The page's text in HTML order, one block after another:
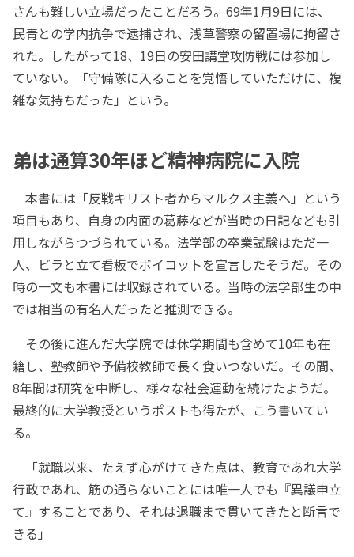
さんも難しい立場だったことだろう。69年1月9日には、
民青との学内抗争で逮捕され、浅草警察の留置場に拘留さ
れた。したがって18、19日の安田講堂攻防戦には参加し
ていない。「守備隊に入ることを覚悟していただけに、複
雑な気持ちだった」という。
弟は通算30年ほど精神病院に入院
本書には「反戦キリスト者からマルクス主義へ」という
項目もあり、自身の内面の葛藤などが当時の日記なども引
用しながらつづられている。法学部の卒業試験はただ一
人、ビラと立て看板でボイコットを宣言したそうだ。その
時の一文も本書には収録されている。当時の法学部生の中
では相当の有名人だったと推測できる。
その後に進んだ大学院では休学期間も含めて10年も在
籍し、塾教師や予備校教師で長く食いつないだ。その間、
8年間は研究を中断し、様々な社会運動を続けたようだ。
最終的に大学教授というポストも得たが、こう書いてい
る。
「就職以来、たえず心がけてきた点は、教育であれ大学
行政であれ、筋の通らないことには唯一人でも『異議申立
て』することであり、それは退職まで貫いてきたと断言で
きる」